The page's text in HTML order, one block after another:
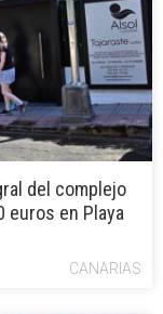
del complejo
euros en Playa
CANARIAS